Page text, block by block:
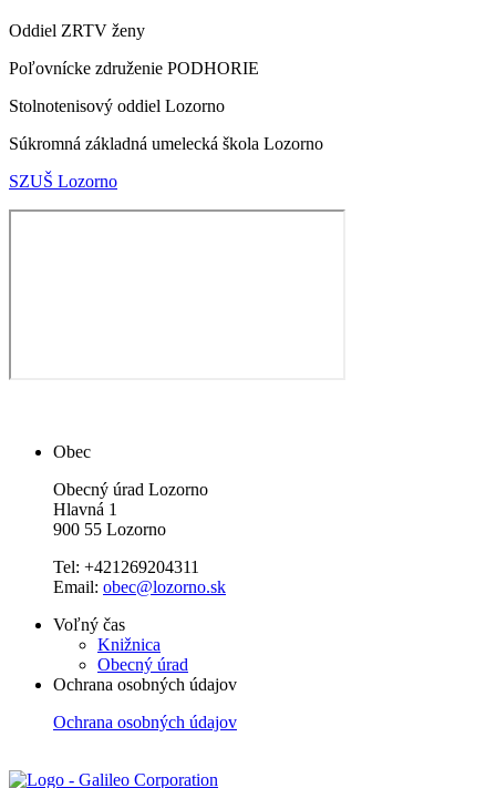
Oddiel ZRTV ženy
Poľovnícke združenie PODHORIE
Stolnotenisový oddiel Lozorno
Súkromná základná umelecká škola Lozorno
SZUŠ Lozorno
Obec
Obecný úrad Lozorno
Hlavná 1
900 55 Lozorno
Tel: +421269204311
Email: obec@lozorno.sk
Voľný čas
Knižnica
Obecný úrad
Ochrana osobných údajov
Ochrana osobných údajov